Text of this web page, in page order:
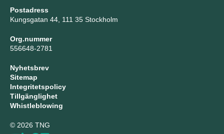
Postadress
Kungsgatan 44, 111 35 Stockholm
Org.nummer
556648-2781
Nyhetsbrev
Sitemap
Integritetspolicy
Tillgänglighet
Whistleblowing
© 2026 TNG